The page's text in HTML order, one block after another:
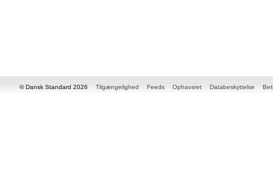
© Dansk Standard 2026 Tilgængelighed Feeds Ophavsret Databeskyttelse